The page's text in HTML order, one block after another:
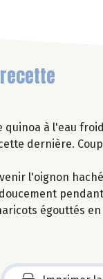
recette
à l'eau
dernière.
l'oignon
égouttés en